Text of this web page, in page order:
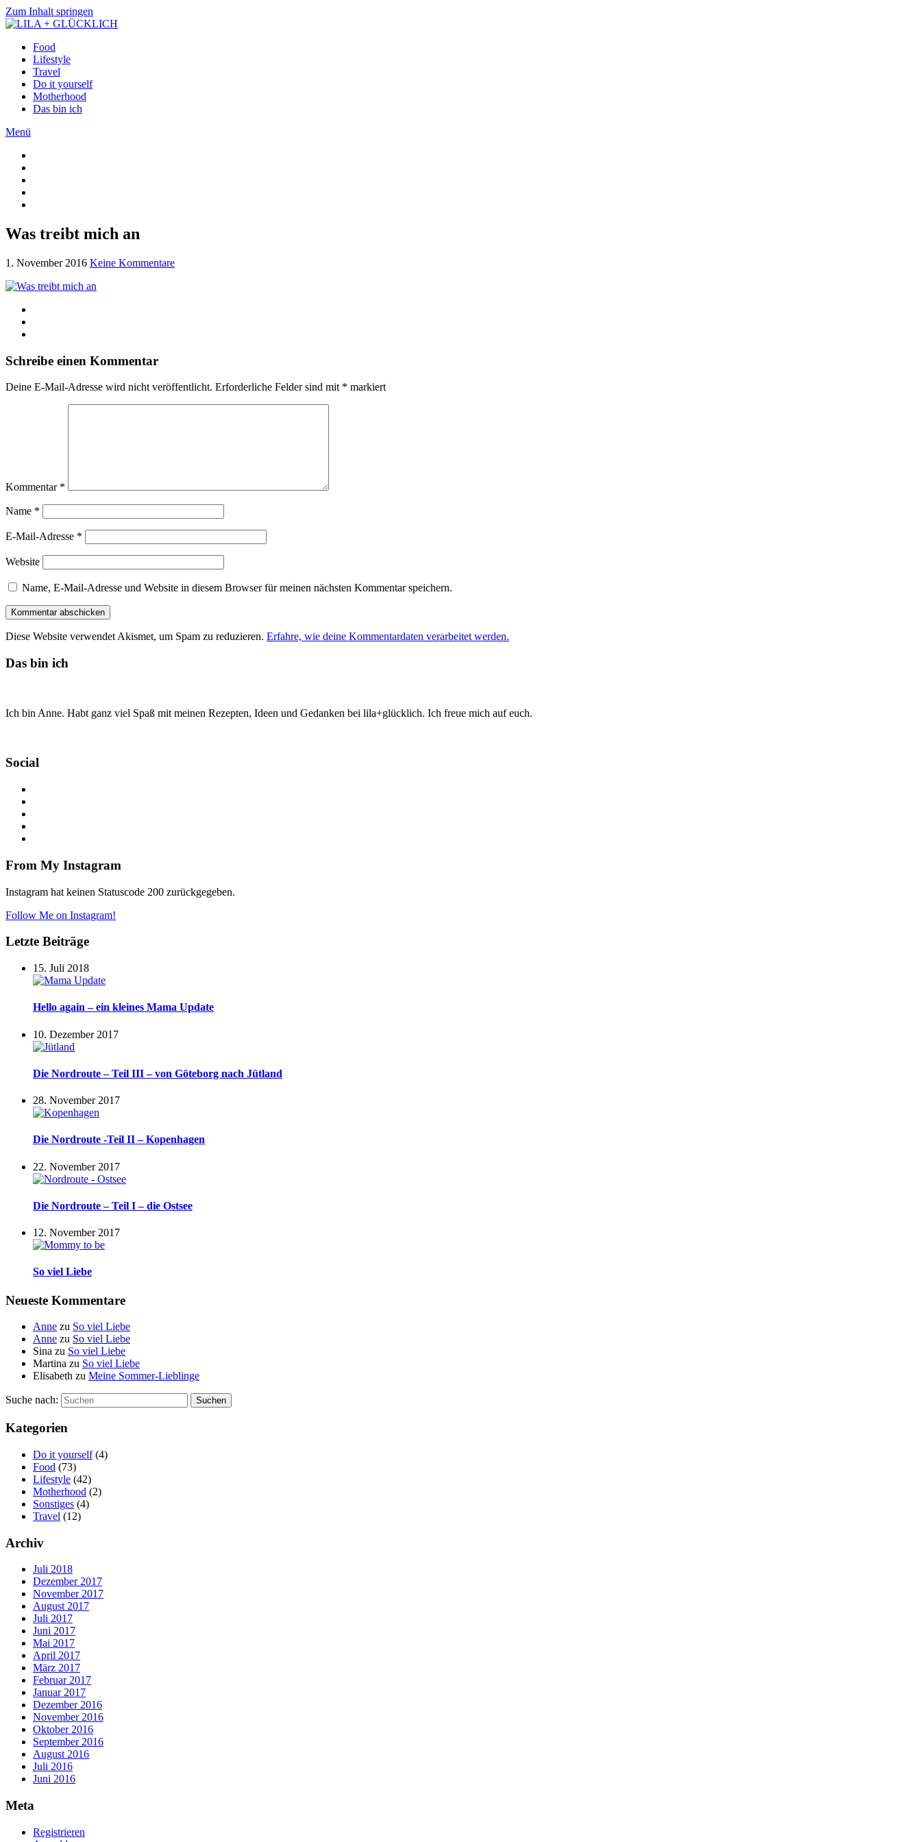
Zum Inhalt springen
Food
Lifestyle
Travel
Do it yourself
Motherhood
Das bin ich
Menü
Was treibt mich an
1. November 2016 Keine Kommentare
Schreibe einen Kommentar
Deine E-Mail-Adresse wird nicht veröffentlicht. Erforderliche Felder sind mit * markiert
Kommentar *
Name *
E-Mail-Adresse *
Website
Name, E-Mail-Adresse und Website in diesem Browser für meinen nächsten Kommentar speichern.
Diese Website verwendet Akismet, um Spam zu reduzieren. Erfahre, wie deine Kommentardaten verarbeitet werden.
Das bin ich
Ich bin Anne. Habt ganz viel Spaß mit meinen Rezepten, Ideen und Gedanken bei lila+glücklich. Ich freue mich auf euch.
Social
From My Instagram
Instagram hat keinen Statuscode 200 zurückgegeben.
Follow Me on Instagram!
Letzte Beiträge
15. Juli 2018
Hello again – ein kleines Mama Update
10. Dezember 2017
Die Nordroute – Teil III – von Göteborg nach Jütland
28. November 2017
Die Nordroute -Teil II – Kopenhagen
22. November 2017
Die Nordroute – Teil I – die Ostsee
12. November 2017
So viel Liebe
Neueste Kommentare
Anne zu So viel Liebe
Anne zu So viel Liebe
Sina zu So viel Liebe
Martina zu So viel Liebe
Elisabeth zu Meine Sommer-Lieblinge
Suche nach: Suchen
Kategorien
Do it yourself (4)
Food (73)
Lifestyle (42)
Motherhood (2)
Sonstiges (4)
Travel (12)
Archiv
Juli 2018
Dezember 2017
November 2017
August 2017
Juli 2017
Juni 2017
Mai 2017
April 2017
März 2017
Februar 2017
Januar 2017
Dezember 2016
November 2016
Oktober 2016
September 2016
August 2016
Juli 2016
Juni 2016
Meta
Registrieren